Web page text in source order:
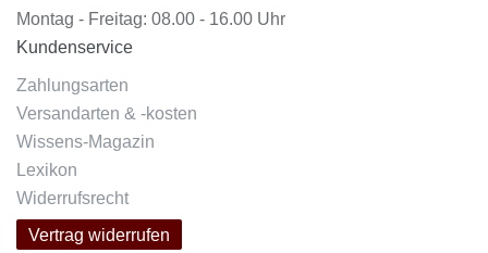
Montag - Freitag: 08.00 - 16.00 Uhr
Kundenservice
Zahlungsarten
Versandarten & -kosten
Wissens-Magazin
Lexikon
Widerrufsrecht
Vertrag widerrufen